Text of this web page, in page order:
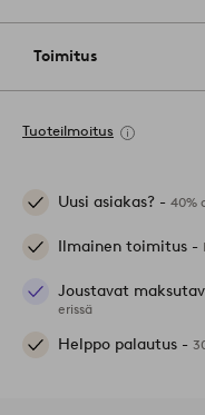
Toimitus
Tuoteilmoitus
Uusi asiakas? - 40%
Ilmainen toimitus -
Joustavat
erissä
Helppo palautus -